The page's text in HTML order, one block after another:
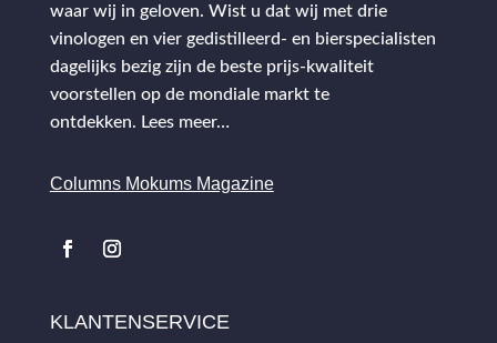
waar wij in geloven. Wist u dat wij met drie
vinologen en vier gedistilleerd- en bierspecialisten
dagelijks bezig zijn de beste prijs-kwaliteit
voorstellen op de mondiale markt te
ontdekken. Lees meer…
Columns Mokums Magazine
KLANTENSERVICE